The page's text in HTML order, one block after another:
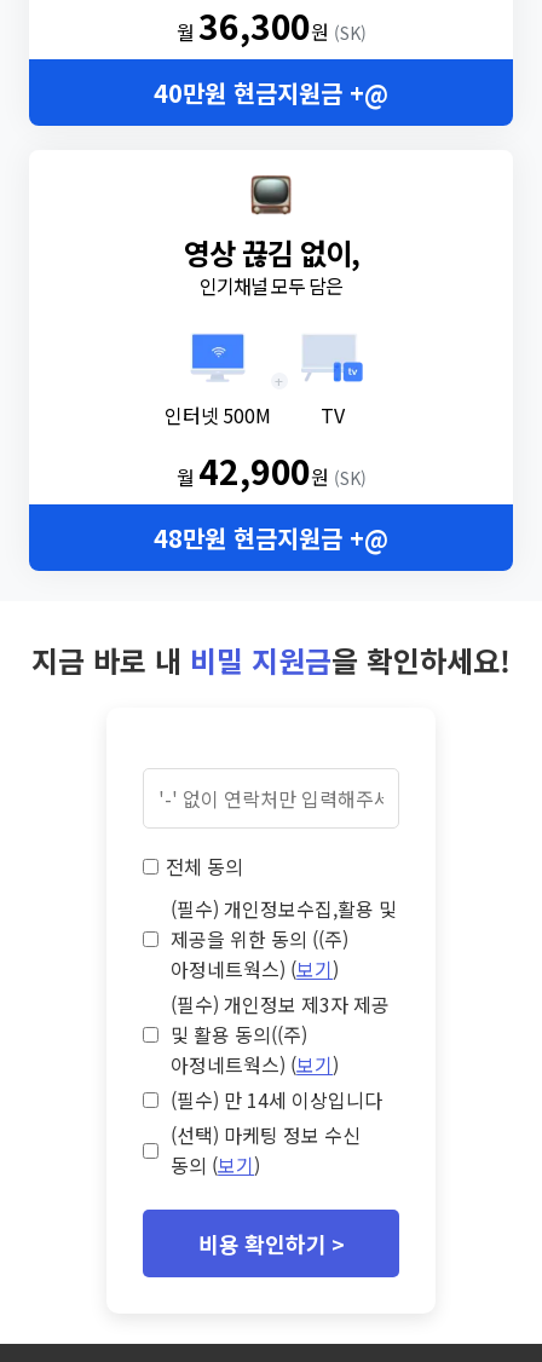
월36,300원 (SK)
40만원 현금지원금 +@
영상 끊김 없이,
인기채널 모두 담은
인터넷 500M
+
TV
월 42,900원 (SK)
48만원 현금지원금 +@
지금 바로 내 비밀 지원금을 확인하세요!
전체 동의
(필수) 개인정보수집,활용 및
제공을 위한 동의 ((주)
아정네트웍스) (보기)
(필수) 개인정보 제3자 제공
및 활용 동의((주)
아정네트웍스) (보기)
(필수) 만 14세 이상입니다
(선택) 마케팅 정보 수신
동의 (보기)
비용 확인하기 >